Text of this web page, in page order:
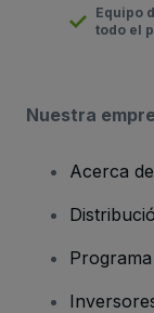
Equipo
todo el
Nuestra
Acerca